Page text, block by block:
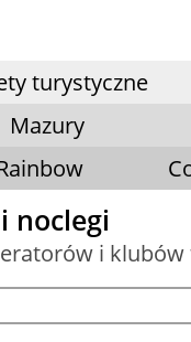
turystyczne
Mazury
noclegi
i